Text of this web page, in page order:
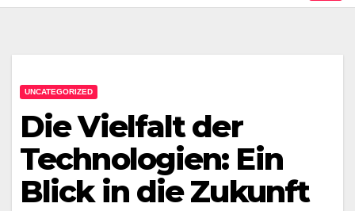
UNCATEGORIZED
Die Vielfalt der
Technologien: Ein
Blick in die Zukunft